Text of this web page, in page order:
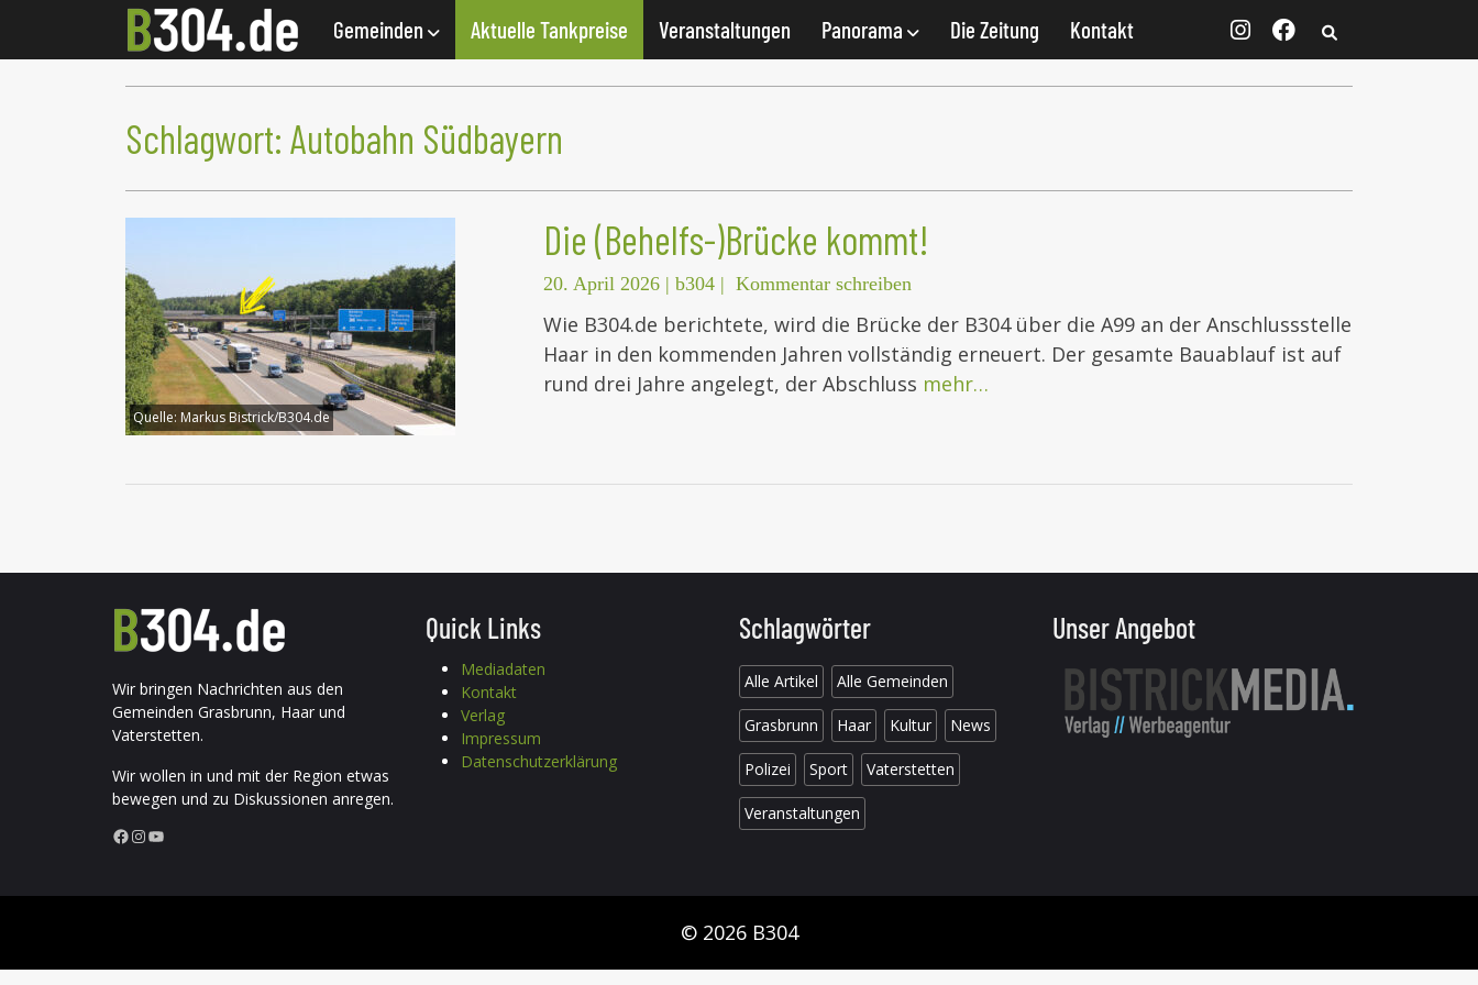
Gemeinden Aktuelle Tankpreise Veranstaltungen Panorama Die Zeitung Kontakt
Schlagwort: Autobahn Südbayern
Quelle: Markus Bistrick/B304.de
Die (Behelfs-)Brücke kommt!
20. April 2026 | b304 | Kommentar schreiben
Wie B304.de berichtete, wird die Brücke der B304 über die A99 an der Anschlussstelle
Haar in den kommenden Jahren vollständig erneuert. Der gesamte Bauablauf ist auf
rund drei Jahre angelegt, der Abschluss mehr…
Wir bringen Nachrichten aus den
Gemeinden Grasbrunn, Haar und
Vaterstetten.
Wir wollen in und mit der Region etwas
bewegen und zu Diskussionen anregen.
Facebook InstagramYouTube
Quick Links
Mediadaten
Kontakt
Verlag
Impressum
Datenschutzerklärung
Schlagwörter
Alle Artikel Alle Gemeinden
Grasbrunn Haar Kultur News
Polizei Sport Vaterstetten
Veranstaltungen
Unser Angebot
© 2026 B304